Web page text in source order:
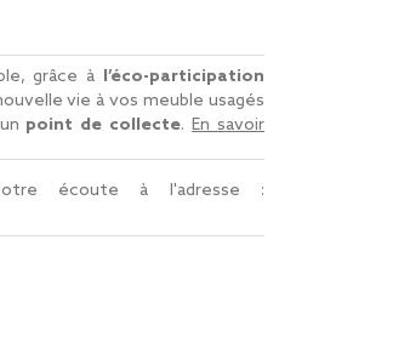
grâce à l’éco-participation
vie à vos meuble usagés
point de collecte.En savoir
écoute à l'adresse :